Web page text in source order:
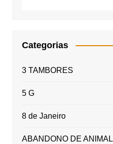
Categorias
3 TAMBORES
5 G
8 de Janeiro
ABANDONO DE ANIMAL